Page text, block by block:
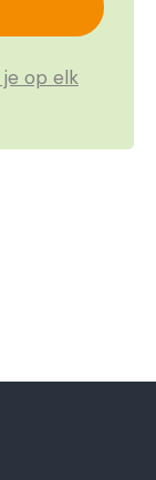
je op elk